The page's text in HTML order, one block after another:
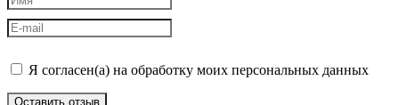
Я согласен(а) на обработку моих персональных данных
Оставить отзыв